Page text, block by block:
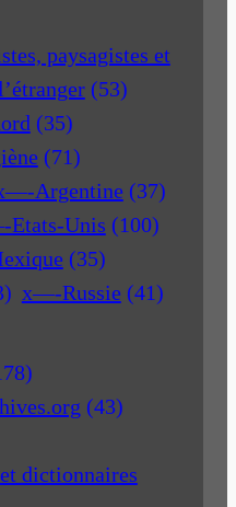
paysagistes et
(53)
(35)
(71)
Argentine (37)
Unis (100)
(35)
x—-Russie (41)
(43)
dictionnaires